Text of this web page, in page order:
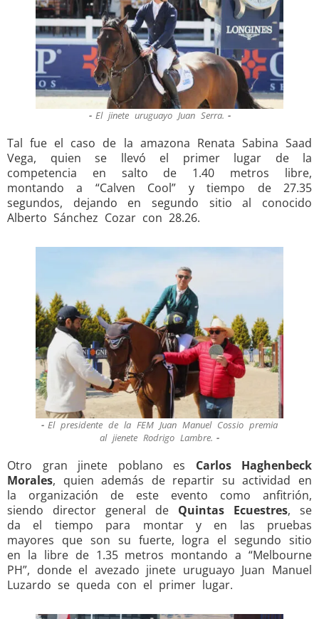
El jinete uruguayo Juan Serra.
Tal fue el caso de la amazona Renata Sabina Saad
Vega, quien se llevó el primer lugar de la
competencia en salto de 1.40 metros libre,
montando a “Calven Cool” y tiempo de 27.35
segundos, dejando en segundo sitio al conocido
Alberto Sánchez Cozar con 28.26.
El presidente de la FEM Juan Manuel Cossio premia
al jienete Rodrigo Lambre.
Otro gran jinete poblano es Carlos Haghenbeck
Morales, quien además de repartir su actividad en
la organización de este evento como anfitrión,
siendo director general de Quintas Ecuestres, se
da el tiempo para montar y en las pruebas
mayores que son su fuerte, logra el segundo sitio
en la libre de 1.35 metros montando a “Melbourne
PH”, donde el avezado jinete uruguayo Juan Manuel
Luzardo se queda con el primer lugar.